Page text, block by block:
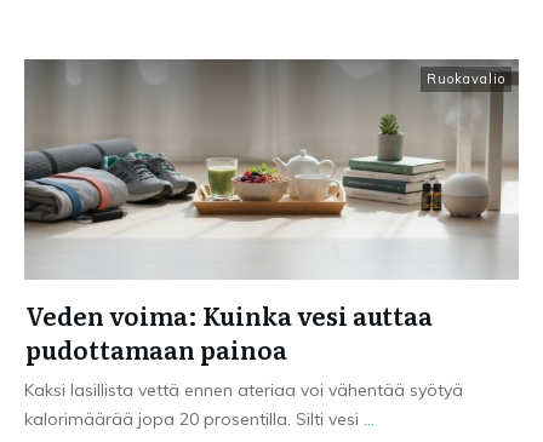
Ruokavalio
Veden voima: Kuinka vesi auttaa
pudottamaan painoa
Kaksi lasillista vettä ennen ateriaa voi vähentää syötyä
kalorimäärää jopa 20 prosentilla. Silti vesi ...